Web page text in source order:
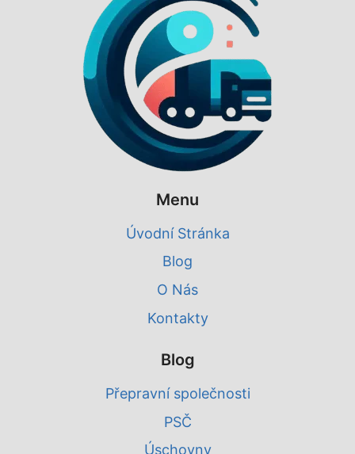
Menu
Úvodní Stránka
Blog
O Nás
Kontakty
Blog
Přepravní společnosti
PSČ
Úschovny